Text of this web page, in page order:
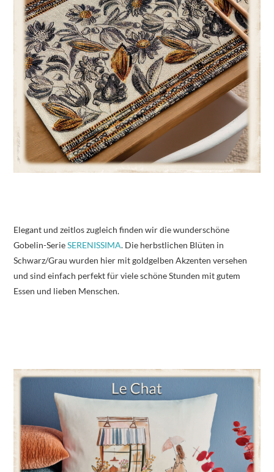
Elegant und zeitlos zugleich finden wir die wunderschöne
Gobelin-SerieSERENISSIMA. Die herbstlichen Blüten in
Schwarz/Grau wurden hier mit goldgelben Akzenten versehen
und sind einfach perfekt für viele schöne Stunden mit gutem
Essen und lieben Menschen.